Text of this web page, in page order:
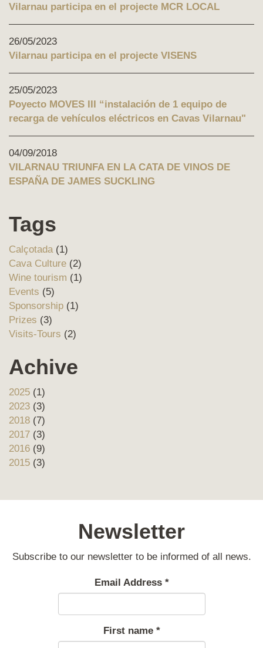
Vilarnau participa en el projecte MCR LOCAL
26/05/2023
Vilarnau participa en el projecte VISENS
25/05/2023
Poyecto MOVES III “instalación de 1 equipo de
recarga de vehículos eléctricos en Cavas Vilarnau"
04/09/2018
VILARNAU TRIUNFA EN LA CATA DE VINOS DE
ESPAÑA DE JAMES SUCKLING
Tags
Calçotada (1)
Cava Culture (2)
Wine tourism (1)
Events (5)
Sponsorship (1)
Prizes (3)
Visits-Tours (2)
Achive
2025 (1)
2023 (3)
2018 (7)
2017 (3)
2016 (9)
2015 (3)
Newsletter
Subscribe to our newsletter to be informed of all news.
Email Address *
First name *